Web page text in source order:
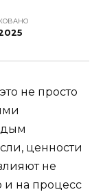
не просто
ценности
не
и на процесс